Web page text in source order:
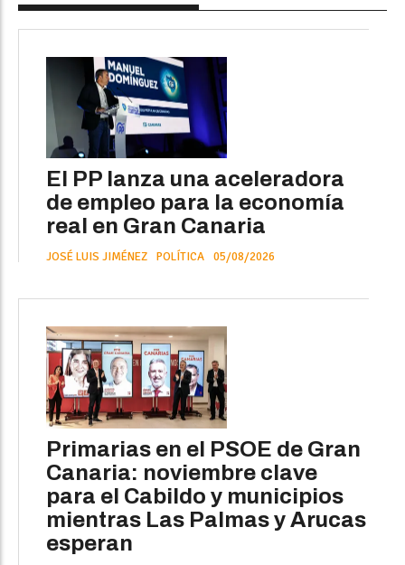
El PP lanza una aceleradora
de empleo para la economía
real en Gran Canaria
JOSÉ LUIS JIMÉNEZ POLÍTICA 05/08/2026
Primarias en el PSOE de Gran
Canaria: noviembre clave
para el Cabildo y municipios
mientras Las Palmas y Arucas
esperan